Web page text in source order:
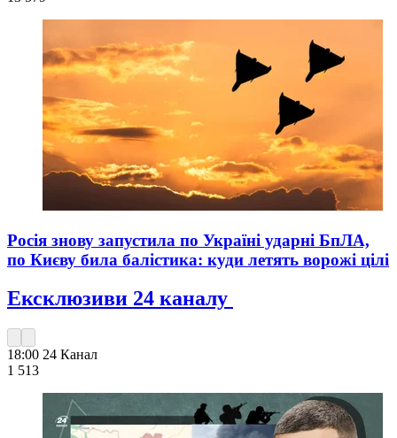
Росія знову запустила по Україні ударні БпЛА,
по Києву била балістика: куди летять ворожі цілі
Ексклюзиви 24 каналу
18:00 24 Канал
1 513